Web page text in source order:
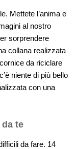
Mettete l’anima e
al nostro
sorprendere
collana realizzata
da riciclare
niente di più bello
con una
te
da fare. 14